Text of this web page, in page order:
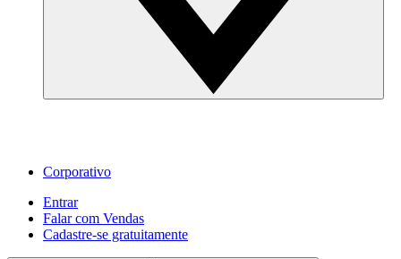
Corporativo
Entrar
Falar com Vendas
Cadastre‐se gratuitamente